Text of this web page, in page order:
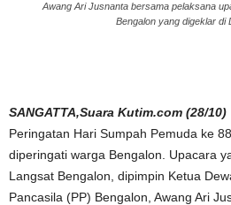
Awang Ari Jusnanta bersama pelaksana
Bengalon yang digeklar di
SANGATTA,Suara Kutim.com (28/10)
Peringatan Hari Sumpah Pemuda ke
diperingati warga Bengalon. Upacara
Langsat Bengalon, dipimpin Ketua
Pancasila (PP) Bengalon, Awang Ari